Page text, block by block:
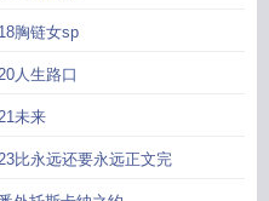
18胸链女sp
人生路口
未来
比永远还要永远正文完